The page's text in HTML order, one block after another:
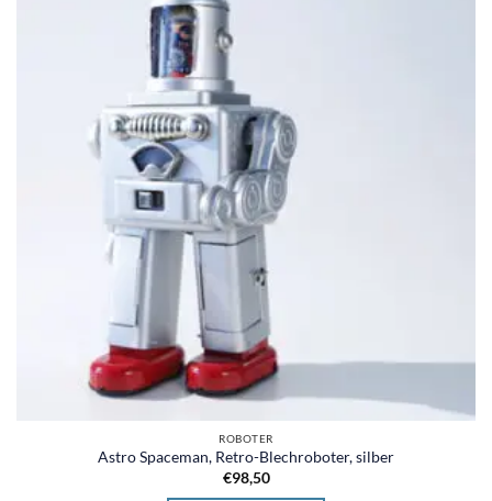
ROBOTER
Astro Spaceman, Retro-Blechroboter, silber
€98,50